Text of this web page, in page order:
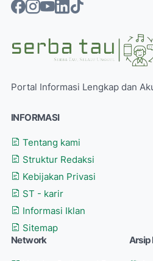
Portal Informasi Lengkap dan
INFORMASI
Tentang kami
Struktur Redaksi
Kebijakan Privasi
ST - karir
Informasi Iklan
Sitemap
Network
Arsip